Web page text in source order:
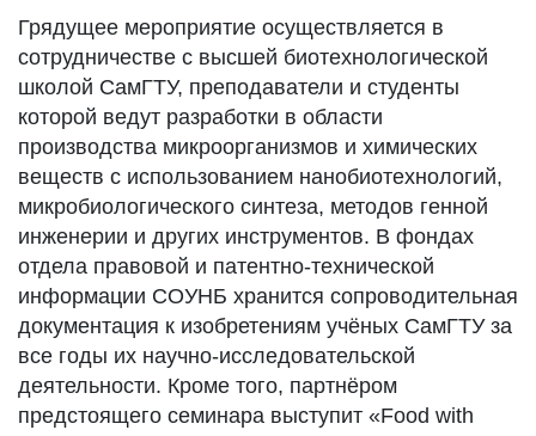
Грядущее мероприятие осуществляется в
сотрудничестве с высшей биотехнологической
школой СамГТУ, преподаватели и студенты
которой ведут разработки в области
производства микроорганизмов и химических
веществ с использованием нанобиотехнологий,
микробиологического синтеза, методов генной
инженерии и других инструментов. В фондах
отдела правовой и патентно-технической
информации СОУНБ хранится сопроводительная
документация к изобретениям учёных СамГТУ за
все годы их научно-исследовательской
деятельности. Кроме того, партнёром
предстоящего семинара выступит «Food with